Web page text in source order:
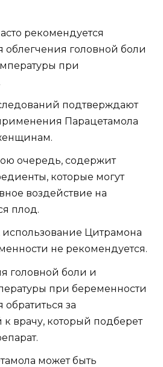
рекомендуется
облегчения головной боли
при
подтверждают
Парацетамола
очередь, содержит
которые могут
воздействие на
плод.
использование Цитрамона
не рекомендуется.
головной боли и
при беременности
за
к врачу, который подберет
может быть